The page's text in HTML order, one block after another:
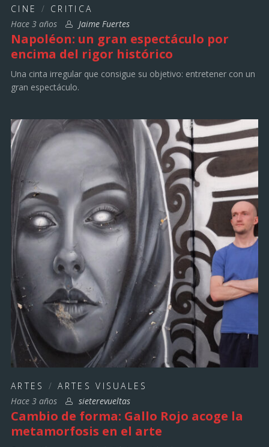
CINE / CRITICA
Hace 3 años
Jaime Fuertes
Napoléon: un gran espectáculo por
encima del rigor histórico
Una cinta irregular que consigue su objetivo: entretener con un
gran espectáculo.
ARTES /ARTES VISUALES
Hace 3 años
sieterevueltas
Cambio de forma: Gallo Rojo acoge la
metamorfosis en el arte